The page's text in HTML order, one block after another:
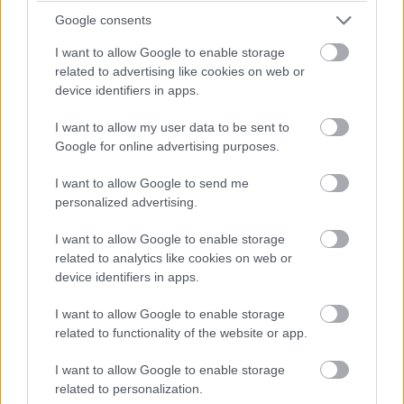
Google consents
I want to allow Google to enable storage
related to advertising like cookies on web or
device identifiers in apps.
I want to allow my user data to be sent to
Google for online advertising purposes.
I want to allow Google to send me
personalized advertising.
I want to allow Google to enable storage
related to analytics like cookies on web or
device identifiers in apps.
I want to allow Google to enable storage
related to functionality of the website or app.
I want to allow Google to enable storage
related to personalization.
A gumikopás állítólag nagyobb, mitn ahogy a csapatok várták,
akár a közepes, akár a kemény keverékről beszélünk.
De előzni úgysem lehet...
Az azért egyértelmű, hogy Ocon feltartja a Ferrarikat és
Ocon őrzi a harmadik helyet.
Nocsak, előzés: Magnussen bevetődött Sargeant mellé, és
megelőzi!
Perez is elmegy a Williams mellett.
Sainz fekete-fehér zászlót kap a megmozdulásáért, de nincs